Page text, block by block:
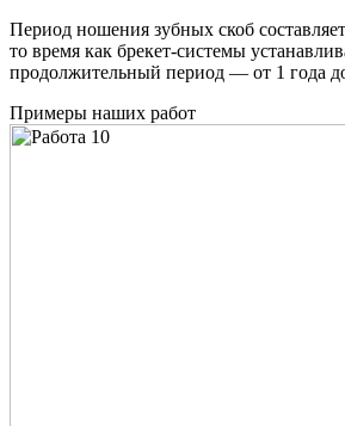
Период ношения зубных скоб
то время как брекет-системы
продолжительный период — от 1 года
Примеры наших работ